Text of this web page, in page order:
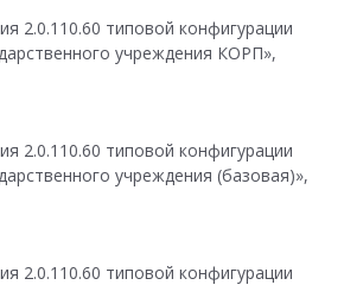
2.0.110.60 типовой конфигурации
учреждения КОРП»,
2.0.110.60 типовой конфигурации
учреждения (базовая)»,
2.0.110.60 типовой конфигурации